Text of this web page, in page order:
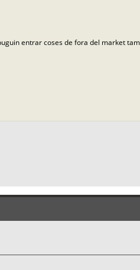
entrar coses de fora del market